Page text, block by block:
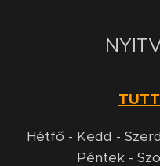
Hétfő - Kedd -
Péntek -